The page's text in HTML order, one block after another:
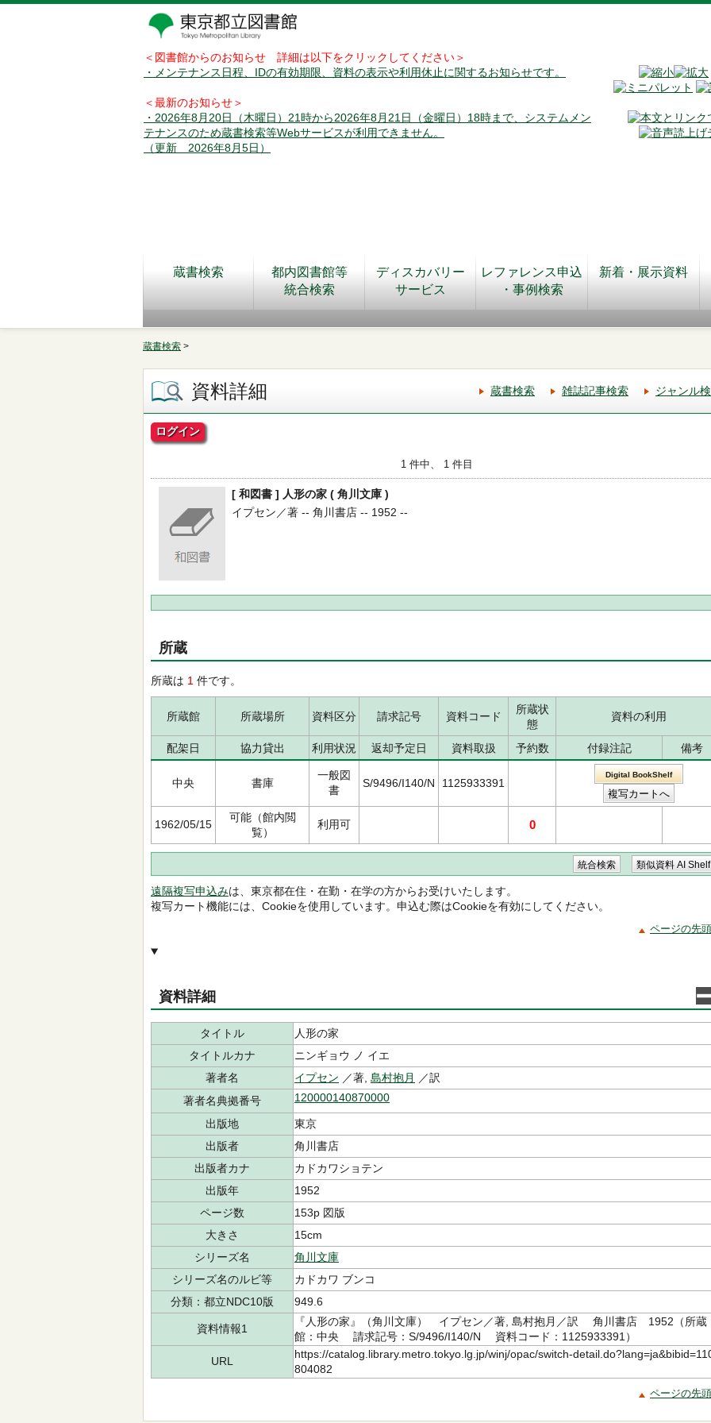
＜図書館からのお知らせ 詳細は以下をクリックしてください＞
・メンテナンス日程、IDの有効期限、資料の表示や利用休止に関するお知らせです。
＜最新のお知らせ＞
・2026年8月20日（木曜日）21時から2026年8月21日（金曜日）18時まで、システムメン
テナンスのため蔵書検索等Webサービスが利用できません。
（更新 2026年8月5日）
蔵書検索
都内図書館等
統合検索
ディスカバリー
サービス
レファレンス申込
・事例検索
新着・展示資料
蔵書検索 >
資料詳細 蔵書検索 雑誌記事検索 ジャンル
ログイン
1 件中、 1 件目
[ 和図書 ] 人形の家 ( 角川文庫 )
イプセン／著 -- 角川書店 -- 1952 --
所蔵
所蔵は 1 件です。
所蔵館 所蔵場所 資料区分 請求記号 資料コード
所蔵状
態
資料の利用
配架日 協力貸出 利用状況 返却予定日 資料取扱 予約数 付録注記 備考
中央 書庫
一般図
書
S/9496/I140/N 1125933391
Digital BookShelf
1962/05/15
可能（館内閲
覧）
利用可 0
遠隔複写申込みは、東京都在住・在勤・在学の方からお受けいたします。
複写カート機能には、Cookieを使用しています。申込む際はCookieを有効にしてください。
ページの先
資料詳細
タイトル
人形の家
タイトルカナ
ニンギョウ ノ イエ
著者名
イプセン ／著, 島村抱月
／訳
著者名典拠番号
120000140870000
出版地
東京
出版者
角川書店
出版者カナ
カドカワショテン
出版年
1952
ページ数
153p 図版
大きさ
15cm
シリーズ名
角川文庫
シリーズ名のルビ等
カドカワ ブンコ
分類：都立NDC10版
949.6
資料情報1
『人形の家』（角川文庫） イプセン／著, 島村抱月／訳 角川書店 1952（所蔵
館：中央 請求記号：S/9496/I140/N 資料コード：1125933391）
URL
https://catalog.library.metro.tokyo.lg.jp/winj/opac/switch-
804082
ページの先